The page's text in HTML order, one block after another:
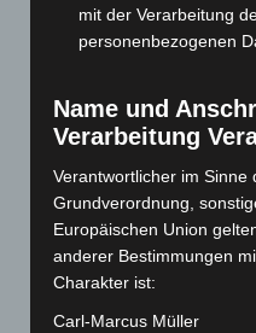
Oktober 2022(166)
August 2022(166)
Juli 2022(133)
Juni 2022(167)
Mai 2022(177)
April 2022(198)
März 2022(221)
Februar 2022(189)
mit der Verarbeitung
personenbezogenen
Name und
Verarbeitung
Verantwortlicher im Sinne
Grundverordnung,
Europäischen Union
anderer Bestimmungen
Charakter ist:
Carl-Marcus Müller